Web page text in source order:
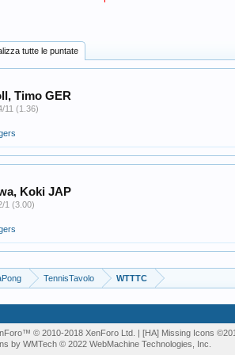
tutte le puntate
Timo GER
11 (1.36)
Koki JAP
1 (3.00)
TennisTavolo WTTTC
© 2010-2018 XenForo Ltd. | [HA] Missing Icons
by WMTech © 2022 WebMachine Technologies, Inc.